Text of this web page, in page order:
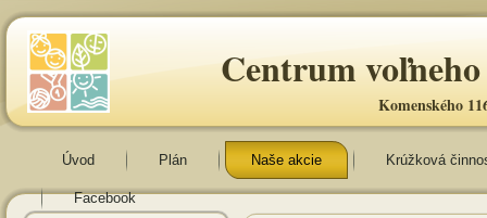
Centrum voľneho
Komenského
Úvod Plán Naše akcie Krúžková
Facebook